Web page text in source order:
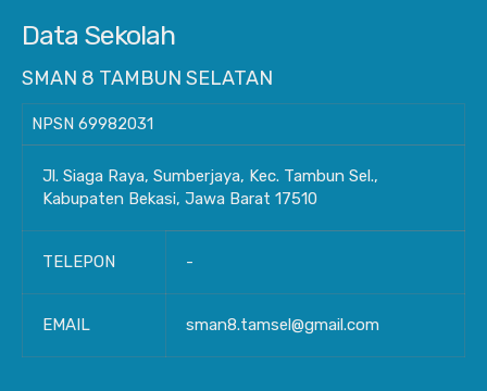
Data Sekolah
SMAN 8 TAMBUN SELATAN
NPSN 69982031
Jl. Siaga Raya, Sumberjaya, Kec. Tambun Sel.,
Kabupaten Bekasi, Jawa Barat 17510
TELEPON -
EMAIL sman8.tamsel@gmail.com